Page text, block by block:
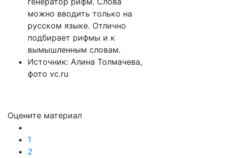
можно вводить только на
русском языке. Отлично
подбирает рифмы и к
вымышленным словам.
Источник: Алина Толмачева,
фото vc.ru
Оцените материал
1
2